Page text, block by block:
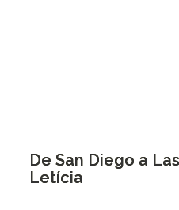
De San Diego a
Letícia